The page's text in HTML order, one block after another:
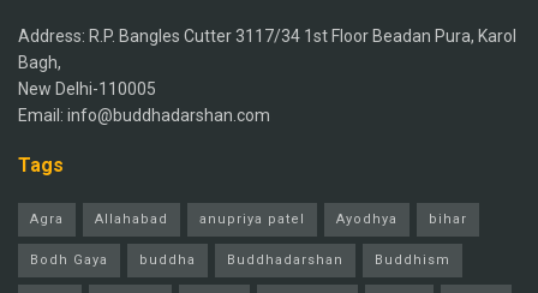
Address: R.P. Bangles Cutter 3117/34 1st Floor Beadan Pura, Karol
Bagh,
New Delhi-110005
Email: info@buddhadarshan.com
Tags
Agra Allahabad anupriya patel Ayodhya bihar
Bodh Gaya buddha Buddhadarshan Buddhism